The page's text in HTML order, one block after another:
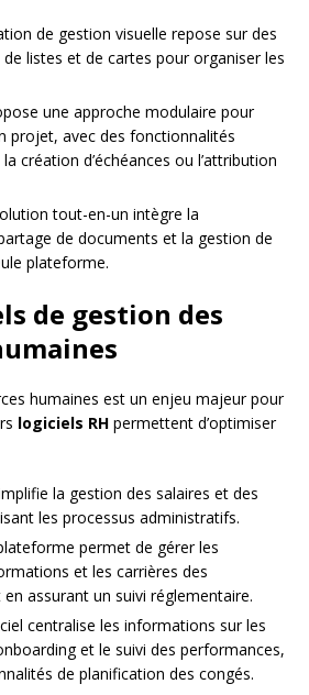
de gestion visuelle repose sur des
listes et de cartes pour organiser les
une approche modulaire pour
projet, avec des fonctionnalités
création d’échéances ou l’attribution
tout-en-un intègre la
de documents et la gestion de
plateforme.
de gestion des
humaines est un enjeu majeur pour
logiciels RH permettent d’optimiser
la gestion des salaires et des
les processus administratifs.
permet de gérer les
et les carrières des
assurant un suivi réglementaire.
centralise les informations sur les
et le suivi des performances,
de planification des congés.